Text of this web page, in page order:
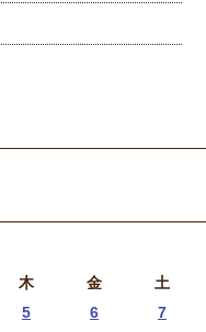
木 金 土
5 6
7